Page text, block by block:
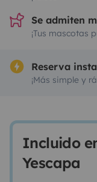
Se admiten
¡Tus mascotas
Reserva
¡Más simple y
Incluido
Yescapa